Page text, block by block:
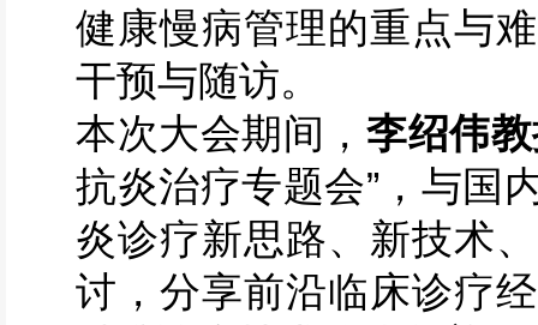
健康慢病管理的重点与
干预与随访。
本次大会期间， 李绍伟
抗炎治疗专题会”，与国
炎诊疗新思路、新技术
讨，分享前沿临床诊疗